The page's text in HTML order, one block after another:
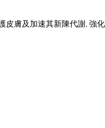
膚及加速其新陳代謝, 強